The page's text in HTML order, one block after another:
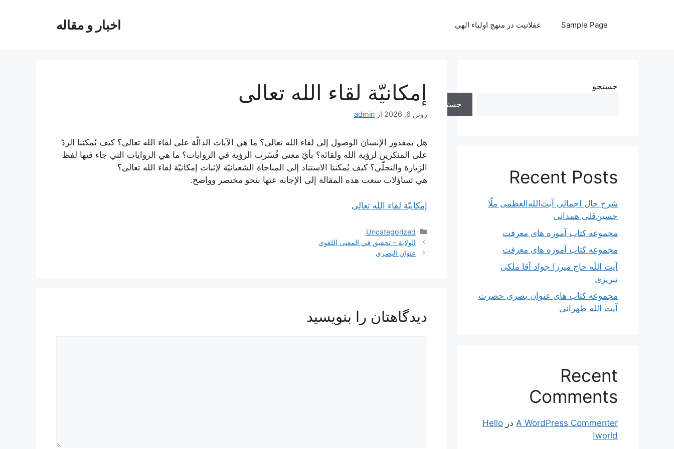
اخبار و مقاله Sample Page عقلانیت در منهج اولیاء الهی
إمكانيّة لقاء الله تعالى
ژوئن 6, 2026 از admin
هل بمقدور الإنسان الوصول إلى لقاء الله تعالى؟ ما هي الآيات الدالّة على لقاء الله تعالى؟ كيف يُمكننا الردّ
على المنكرين لرؤية الله ولقائه؟ بأيّ معنى فُسّرت الرؤية في الروايات؟ ما هي الروايات التي جاء فيها لفظ
الزيارة والتجلّي؟ كيف يُمكننا الاستناد إلى المناجاة الشعبانيّة لإثبات إمكانيّة لقاء الله تعالى؟
هي تساؤلات سعت هذه المقالة إلى الإجابة عنها بنحو مختصر وواضح.
إمكانيّة لقاء الله تعالى
دسته‌ها
Uncategorized
ناوبری
نوشته‌ها
الولاية – تحقيق في المعنى اللغوي
عنوان البصري
دیدگاهتان را بنویسید
جستجو
جستجو
Recent Posts
شرح حال اجمالی آیت‌الله‌العظمی ملّا
حسین‌قلی همدانی
مجموعه کتاب آموزه های معرفت
مجموعه کتاب آموزه های معرفت
آیت اللَه حاج میرزا جواد آقا ملکی
تبریزی
مجموعه کتاب های عنوان بصری حضرت
آیت الله طهرانی
Recent
Comments
A WordPress Commenter در Hello
world!